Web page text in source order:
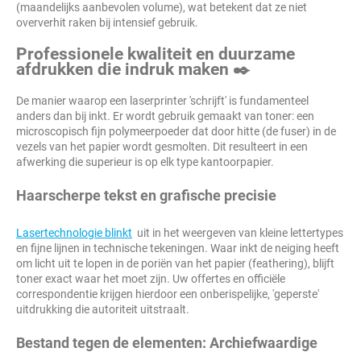
(maandelijks aanbevolen volume), wat betekent dat ze niet
oververhit raken bij intensief gebruik.
Professionele kwaliteit en duurzame
afdrukken die indruk maken ✒️
De manier waarop een laserprinter 'schrijft' is fundamenteel
anders dan bij inkt. Er wordt gebruik gemaakt van toner: een
microscopisch fijn polymeerpoeder dat door hitte (de fuser) in de
vezels van het papier wordt gesmolten. Dit resulteert in een
afwerking die superieur is op elk type kantoorpapier.
Haarscherpe tekst en grafische precisie
Lasertechnologie blinkt uit in het weergeven van kleine lettertypes
en fijne lijnen in technische tekeningen. Waar inkt de neiging heeft
om licht uit te lopen in de poriën van het papier (feathering), blijft
toner exact waar het moet zijn. Uw offertes en officiële
correspondentie krijgen hierdoor een onberispelijke, 'geperste'
uitdrukking die autoriteit uitstraalt.
Bestand tegen de elementen: Archiefwaardige